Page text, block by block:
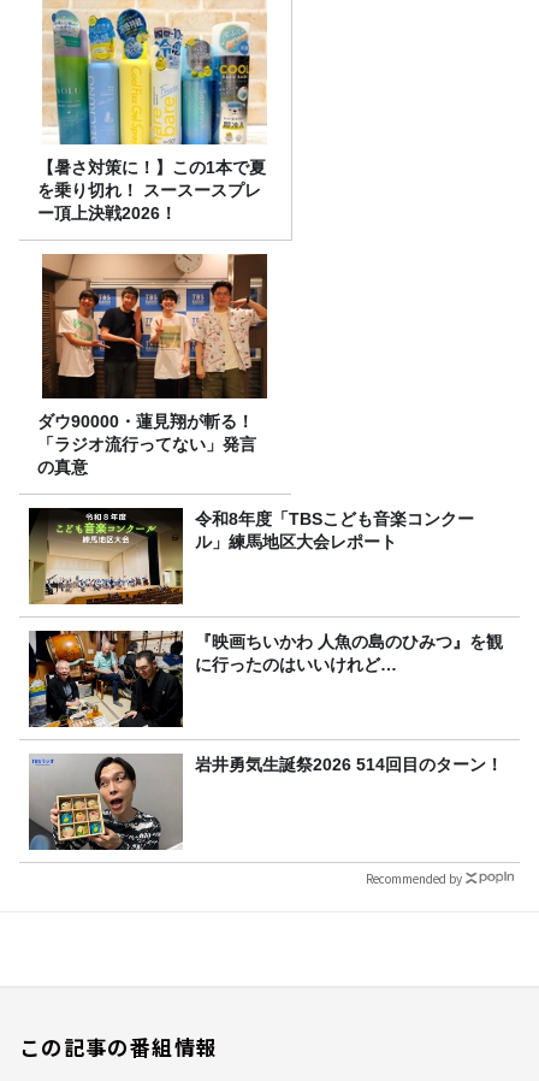
【暑さ対策に！】この1本で夏
を乗り切れ！ スースースプレ
ー頂上決戦2026！
ダウ90000・蓮見翔が斬る！
「ラジオ流行ってない」発言
の真意
令和8年度「TBSこども音楽コンクー
ル」練馬地区大会レポート
『映画ちいかわ 人魚の島のひみつ』を観
に行ったのはいいけれど…
岩井勇気生誕祭2026 514回目のターン！
Recommended by
この記事の番組情報